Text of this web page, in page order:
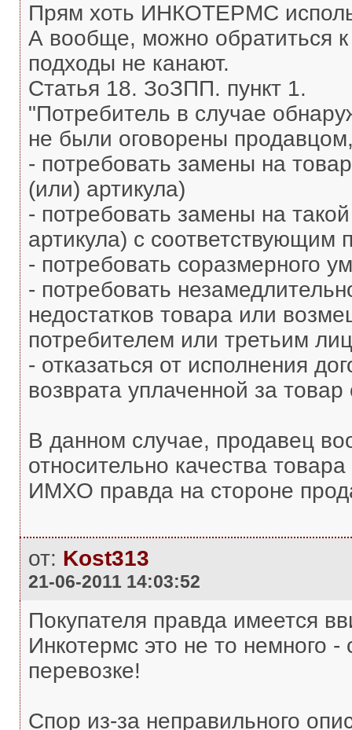
Прям хоть ИНКОТЕРМС
А вообще, можно обратиться к
подходы не канают.
Статья 18. ЗоЗПП. пункт 1.
"Потребитель в случае
не были оговорены
- потребовать замены на
(или) артикула)
- потребовать замены на
артикула) с соответствующим
- потребовать соразмерного
- потребовать
недостатков товара или
потребителем или третьим
- отказаться от исполнения
возврата уплаченной за
В данном случае, продавец
относительно качества
ИМХО правда на стороне
от: Kost313
21-06-2011 14:03:52
Покупателя правда имеется
Инкотермс это не то немного
перевозке!
Спор из-за неправильного